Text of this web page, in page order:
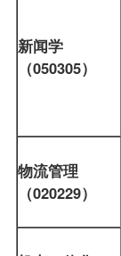
新闻学
（050305）
物流管理
（020229）